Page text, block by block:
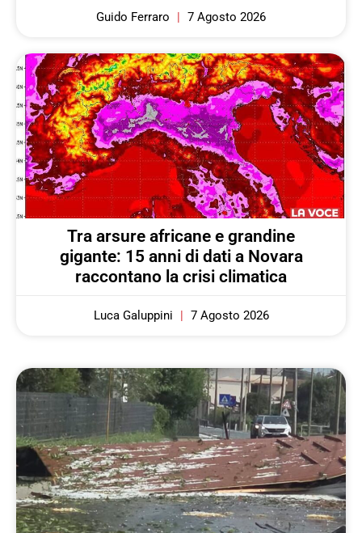
Guido Ferraro 7 Agosto 2026
Tra arsure africane e grandine
gigante: 15 anni di dati a Novara
raccontano la crisi climatica
Luca Galuppini 7 Agosto 2026